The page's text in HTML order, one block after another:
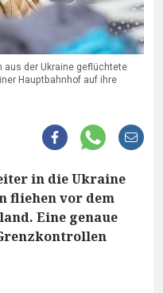
der Ukraine geflüchtete
Hauptbahnhof auf ihre
in die Ukraine
fliehen vor dem
Eine genaue